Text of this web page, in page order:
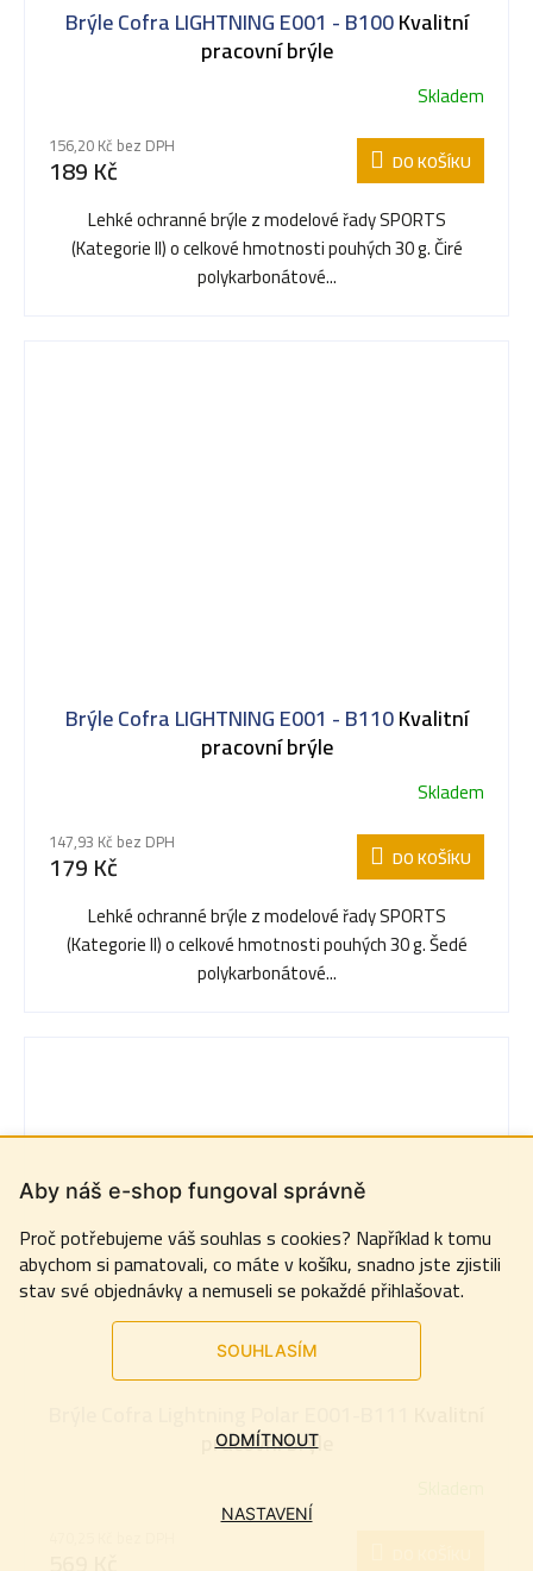
Aby náš e-shop fungoval správně
Proč potřebujeme váš souhlas s cookies? Například k tomu
abychom si pamatovali, co máte v košíku, snadno jste zjistili
stav své objednávky a nemuseli se pokaždé přihlašovat.
SOUHLASÍM
NASTAVENÍ
ODMÍTNOUT
Brýle Cofra LIGHTNING E001 - B100Kvalitní
pracovní brýle
Skladem
156,20 Kč bez DPH
189 Kč DO KOŠÍKU
Lehké ochranné brýle z modelové řady SPORTS
(Kategorie II) o celkové hmotnosti pouhých 30 g. Čiré
polykarbonátové...
Brýle Cofra LIGHTNING E001 - B110Kvalitní
pracovní brýle
Skladem
147,93 Kč bez DPH
179 Kč DO KOŠÍKU
Lehké ochranné brýle z modelové řady SPORTS
(Kategorie II) o celkové hmotnosti pouhých 30 g. Šedé
polykarbonátové...
pracovní brýle